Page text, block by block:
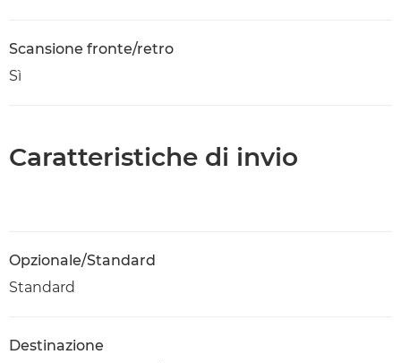
Scansione fronte/retro
Sì
Caratteristiche di invio
Opzionale/Standard
Standard
Destinazione